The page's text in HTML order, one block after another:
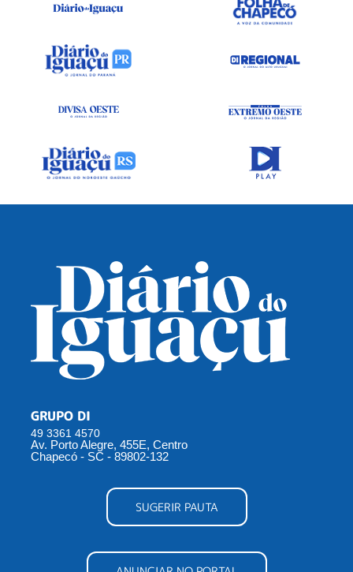
GRUPO DI
49 3361 4570
Av. Porto Alegre, 455E, Centro
Chapecó - SC - 89802-132
SUGERIR PAUTA